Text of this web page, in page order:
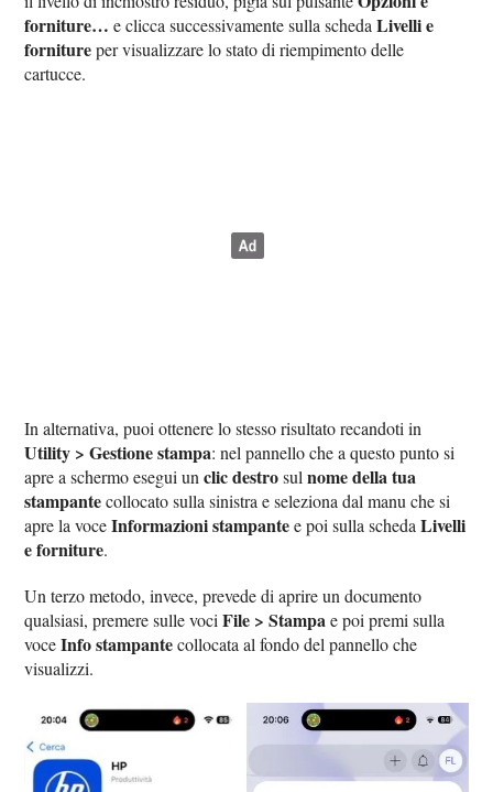
forniture… e clicca successivamente sulla schedaLivelli e
fornitureper visualizzare lo stato di riempimento delle
cartucce.
In alternativa, puoi ottenere lo stesso risultato recandoti in
Utility > Gestione stampa: nel pannello che a questo punto si
apre a schermo esegui unclic destrosulnome della tua
stampantecollocato sulla sinistra e seleziona dal manu che si
apre la voceInformazioni stampantee poi sulla schedaLivelli
e forniture.
Un terzo metodo, invece, prevede di aprire un documento
qualsiasi, premere sulle vociFile > Stampa e poi premi sulla
voceInfo stampantecollocata al fondo del pannello che
visualizzi.